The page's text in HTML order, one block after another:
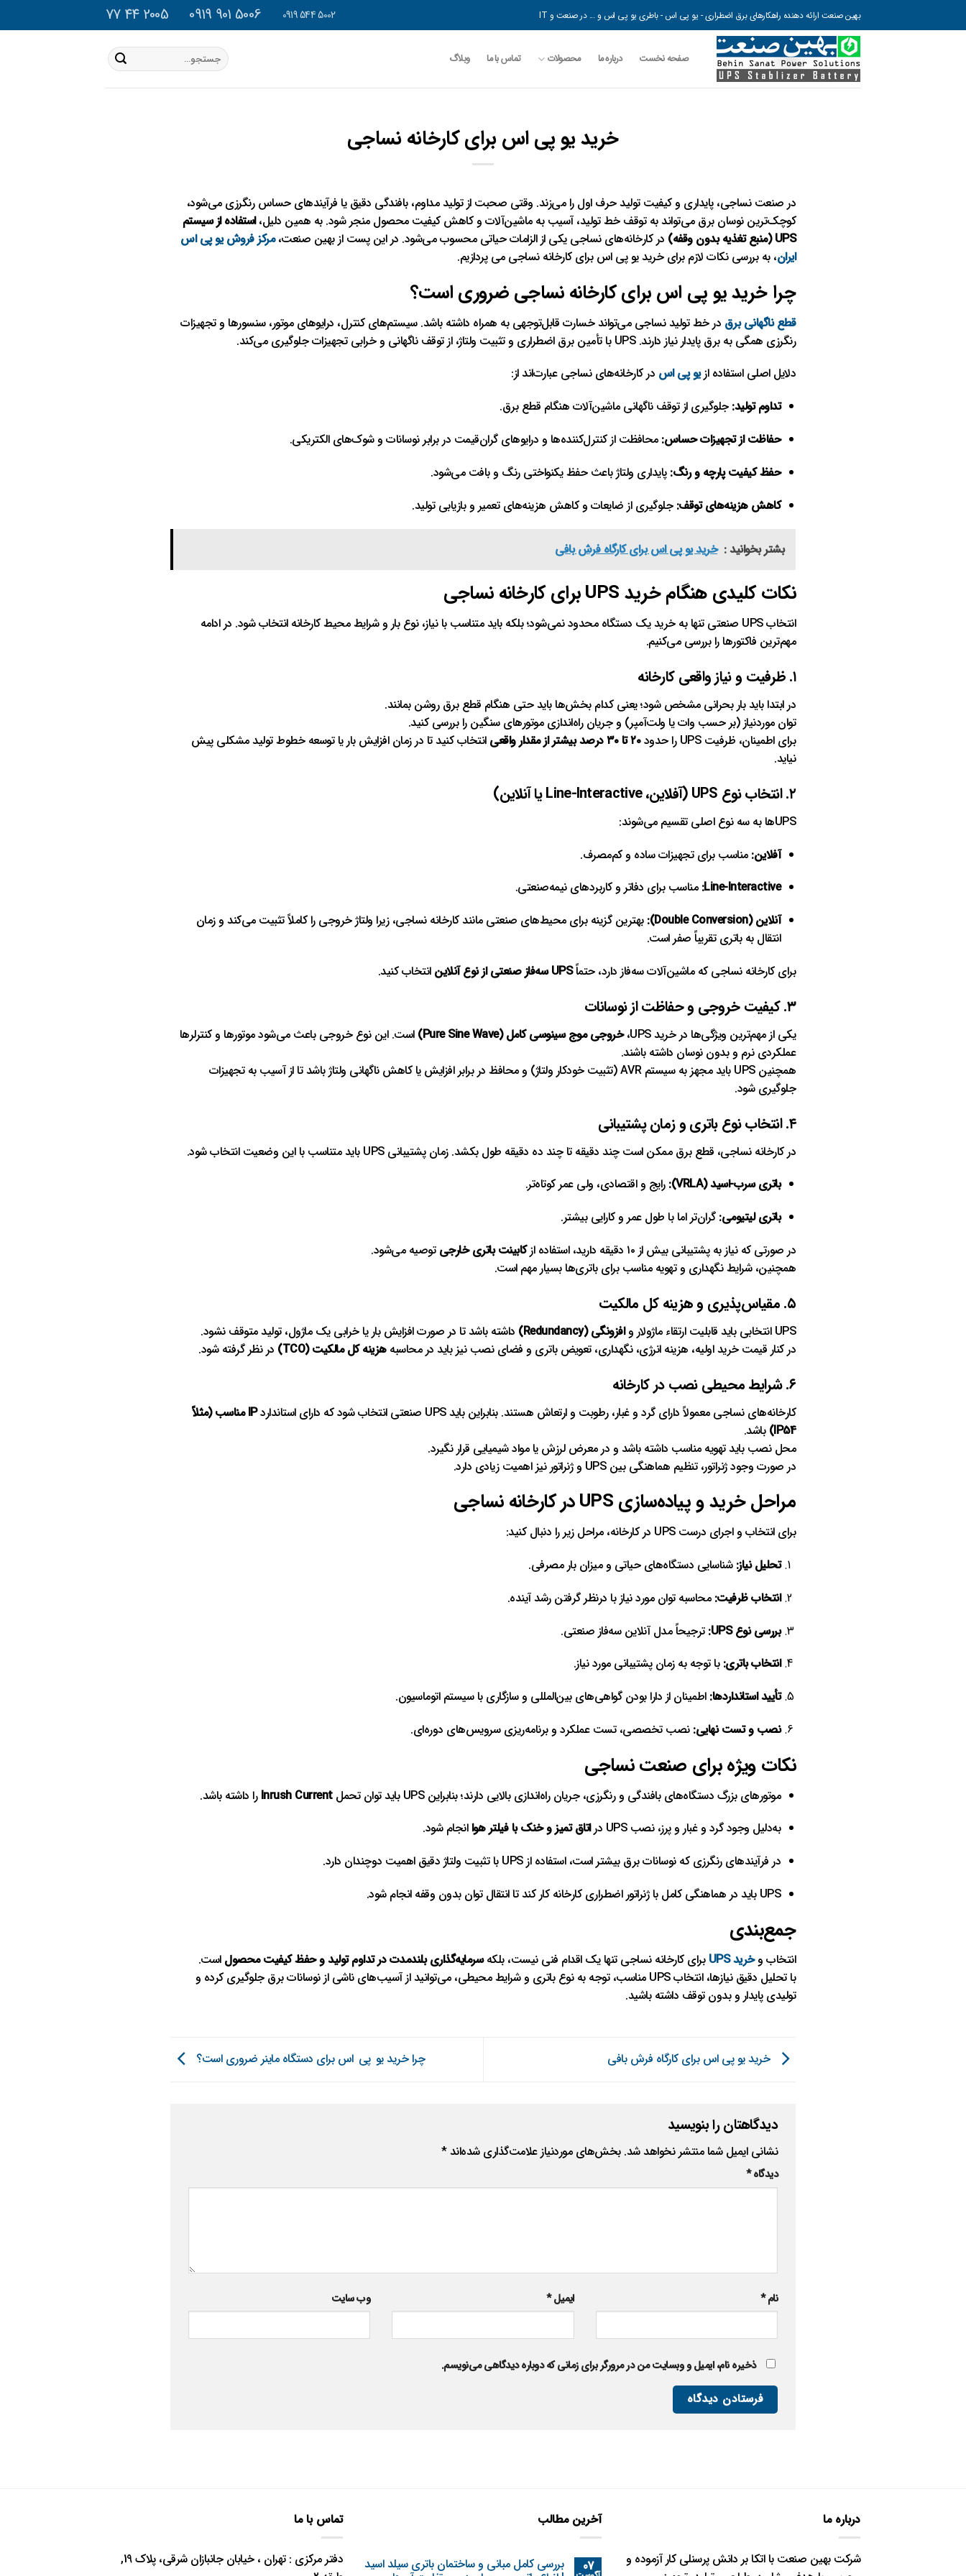
بهین صنعت ارائه دهنده راهکارهای برق اضطراری - یو پی اس - باطری یو پی اس و ... در صنعت و IT 5002 544 0919
صفحه نخست درباره ما محصولات تماس با ما وبلاگ
جستجو
برای:
خرید یو پی اس برای کارخانه نساجی
در صنعت نساجی، پایداری و کیفیت تولید حرف اول را می‌زند. وقتی صحبت از تولید مداوم، بافندگی دقیق یا فرآیندهای حساس رنگرزی می‌شود،
کوچک‌ترین نوسان برق می‌تواند به توقف خط تولید، آسیب به ماشین‌آلات و کاهش کیفیت محصول منجر شود. به همین دلیل،استفاده از سیستم
UPS (منبع تغذیه بدون وقفه)
در کارخانه‌های نساجی یکی از الزامات حیاتی محسوب می‌شود. در این پست از بهین صنعت،مرکز فروش یو پی اس
ایران، به بررسی نکات لازم برای خرید یو پی اس برای کارخانه نساجی می پردازیم.
چرا خرید یو پی اس برای کارخانه نساجی ضروری است؟
قطع ناگهانی برق در خط تولید نساجی می‌تواند خسارت قابل‌توجهی به همراه داشته باشد. سیستم‌های کنترل، درایوهای موتور، سنسورها و تجهیزات
رنگرزی همگی به برق پایدار نیاز دارند. UPS با تأمین برق اضطراری و تثبیت ولتاژ، از توقف ناگهانی و خرابی تجهیزات جلوگیری می‌کند.
دلایل اصلی استفاده ازیو پی اس در کارخانه‌های نساجی عبارت‌اند از:
تداوم تولید: جلوگیری از توقف ناگهانی ماشین‌آلات هنگام قطع برق.
حفاظت از تجهیزات حساس: محافظت از کنترل‌کننده‌ها و درایوهای گران‌قیمت در برابر نوسانات و شوک‌های الکتریکی.
حفظ کیفیت پارچه و رنگ: پایداری ولتاژ باعث حفظ یکنواختی رنگ و بافت می‌شود.
کاهش هزینه‌های توقف: جلوگیری از ضایعات و کاهش هزینه‌های تعمیر و بازیابی تولید.
بشتر بخوانید : خرید یو پی اس برای کارگاه فرش‌ بافی
نکات کلیدی هنگام خرید UPS برای کارخانه نساجی
انتخاب UPS صنعتی تنها به خرید یک دستگاه محدود نمی‌شود؛ بلکه باید متناسب با نیاز، نوع بار و شرایط محیط کارخانه انتخاب شود. در ادامه
مهم‌ترین فاکتورها را بررسی می‌کنیم.
۱. ظرفیت و نیاز واقعی کارخانه
در ابتدا باید بار بحرانی مشخص شود؛ یعنی کدام بخش‌ها باید حتی هنگام قطع برق روشن بمانند.
توان موردنیاز (بر حسب وات یا ولت‌آمپر) و جریان راه‌اندازی موتورهای سنگین را بررسی کنید.
برای اطمینان، ظرفیت UPS را حدود
۲۰ تا ۳۰ درصد بیشتر از مقدار واقعی
انتخاب کنید تا در زمان افزایش بار یا توسعه خطوط تولید مشکلی پیش
نیاید.
۲. انتخاب نوع UPS (آفلاین، Line-Interactive یا آنلاین)
UPSها به سه نوع اصلی تقسیم می‌شوند:
آفلاین: مناسب برای تجهیزات ساده و کم‌مصرف.
Line-Interactive: مناسب برای دفاتر و کاربردهای نیمه‌صنعتی.
آنلاین (Double Conversion):
بهترین گزینه برای محیط‌های صنعتی مانند کارخانه نساجی، زیرا ولتاژ خروجی را کاملاً تثبیت می‌کند و زمان
انتقال به باتری تقریباً صفر است.
برای کارخانه نساجی که ماشین‌آلات سه‌فاز دارد، حتماًUPS سه‌فاز صنعتی از نوع آنلاین انتخاب کنید.
۳. کیفیت خروجی و حفاظت از نوسانات
یکی از مهم‌ترین ویژگی‌ها در خرید UPS، خروجی موج سینوسی کامل (Pure Sine Wave)
است. این نوع خروجی باعث می‌شود موتورها و کنترلرها
عملکردی نرم و بدون نوسان داشته باشند.
همچنین UPS باید مجهز به سیستم AVR (تثبیت خودکار ولتاژ) و محافظ در برابر افزایش یا کاهش ناگهانی ولتاژ باشد تا از آسیب به تجهیزات
جلوگیری شود.
۴. انتخاب نوع باتری و زمان پشتیبانی
در کارخانه نساجی، قطع برق ممکن است چند دقیقه تا چند ده دقیقه طول بکشد. زمان پشتیبانی UPS باید متناسب با این وضعیت انتخاب شود.
باتری سرب-اسید (VRLA):
رایج و اقتصادی، ولی عمر کوتاه‌تر.
باتری لیتیومی: گران‌تر اما با طول عمر و کارایی بیشتر.
در صورتی که نیاز به پشتیبانی بیش از ۱۰ دقیقه دارید، استفاده از
کابینت باتری خارجی توصیه می‌شود.
همچنین، شرایط نگهداری و تهویه مناسب برای باتری‌ها بسیار مهم است.
۵. مقیاس‌پذیری و هزینه کل مالکیت
UPS انتخابی باید قابلیت ارتقاء ماژولار و افزونگی (Redundancy)
داشته باشد تا در صورت افزایش بار یا خرابی یک ماژول، تولید متوقف نشود.
در کنار قیمت خرید اولیه، هزینه انرژی، نگهداری، تعویض باتری و فضای نصب نیز باید در محاسبههزینه کل مالکیت (TCO) در نظر گرفته شود.
۶. شرایط محیطی نصب در کارخانه
کارخانه‌های نساجی معمولاً دارای گرد و غبار، رطوبت و ارتعاش هستند. بنابراین باید UPS صنعتی انتخاب شود که دارای استاندارد
IP مناسب (مثلاً
IP54) باشد.
محل نصب باید تهویه مناسب داشته باشد و در معرض لرزش یا مواد شیمیایی قرار نگیرد.
در صورت وجود ژنراتور، تنظیم هماهنگی بین UPS و ژنراتور نیز اهمیت زیادی دارد.
مراحل خرید و پیاده‌سازی UPS در کارخانه نساجی
برای انتخاب و اجرای درست UPS در کارخانه، مراحل زیر را دنبال کنید:
تحلیل نیاز: شناسایی دستگاه‌های حیاتی و میزان بار مصرفی.
انتخاب ظرفیت: محاسبه توان مورد نیاز با درنظر گرفتن رشد آینده.
بررسی نوع UPS:
ترجیحاً مدل آنلاین سه‌فاز صنعتی.
انتخاب باتری: با توجه به زمان پشتیبانی مورد نیاز.
تأیید استانداردها: اطمینان از دارا بودن گواهی‌های بین‌المللی و سازگاری با سیستم اتوماسیون.
نصب و تست نهایی: نصب تخصصی، تست عملکرد و برنامه‌ریزی سرویس‌های دوره‌ای.
نکات ویژه برای صنعت نساجی
موتورهای بزرگ دستگاه‌های بافندگی و رنگرزی، جریان راه‌اندازی بالایی دارند؛ بنابراین UPS باید توان تحمل Inrush Current را داشته باشد.
به‌دلیل وجود گرد و غبار و پرز، نصب UPS در
اتاق تمیز و خنک با فیلتر هواانجام شود.
در فرآیندهای رنگرزی که نوسانات برق بیشتر است، استفاده از UPS با تثبیت ولتاژ دقیق اهمیت دوچندان دارد.
UPS باید در هماهنگی کامل با ژنراتور اضطراری کارخانه کار کند تا انتقال توان بدون وقفه انجام شود.
جمع‌بندی
انتخاب وخرید UPS برای کارخانه نساجی تنها یک اقدام فنی نیست، بلکهسرمایه‌گذاری بلندمدت در تداوم تولید و حفظ کیفیت محصول است.
با تحلیل دقیق نیازها، انتخاب UPS مناسب، توجه به نوع باتری و شرایط محیطی، می‌توانید از آسیب‌های ناشی از نوسانات برق جلوگیری کرده و
تولیدی پایدار و بدون توقف داشته باشید.
خرید یو پی اس برای کارگاه فرش‌ بافی چرا خرید یو پی اس برای دستگاه ماینر ضروری است؟
دیدگاهتان را بنویسید
نشانی ایمیل شما منتشر نخواهد شد. بخش‌های موردنیاز علامت‌گذاری شده‌اند*
دیدگاه*
نام* ایمیل* وب‌ سایت
ذخیره نام، ایمیل و وبسایت من در مرورگر برای زمانی که دوباره دیدگاهی می‌نویسم.
درباره ما
شرکت بهین صنعت با اتکا بر دانش پرسنلی کار آزموده و
آخرین مطالب
07 بررسی کامل مبانی و ساختمان باتری سیلد اسید
تماس با ما
دفتر مرکزی : تهران ، خیابان جانبازان شرقی، پلاک 19,